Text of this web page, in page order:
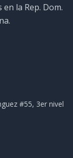
la Rep. Dom.
#55, 3er nivel